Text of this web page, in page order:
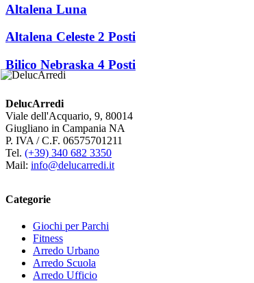
Altalena Luna
Altalena Celeste 2 Posti
Bilico Nebraska 4 Posti
DelucArredi
Viale dell'Acquario, 9, 80014
Giugliano in Campania NA
P. IVA / C.F. 06575701211
Tel. (+39) 340 682 3350
Mail: info@delucarredi.it
Categorie
Giochi per Parchi
Fitness
Arredo Urbano
Arredo Scuola
Arredo Ufficio